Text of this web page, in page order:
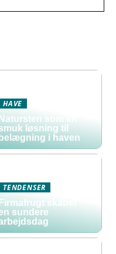
HAVE
Natursten som en
løsning til
belægning i haven
TENDENSER
Firmafrugt skaber
sundere